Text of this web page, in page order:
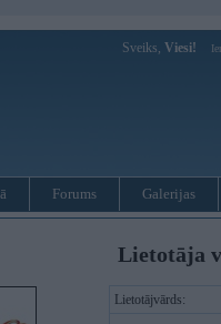
Sveiks, Viesi!
Forums Galerijas
Lietotāja
Lietotājvārds: